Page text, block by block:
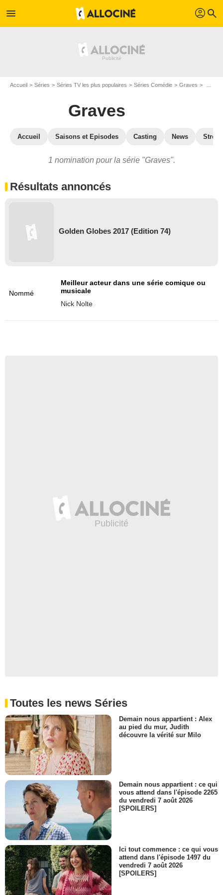
menu profil search
Accueil Séries Séries TV les plus populaires Séries Comédie Graves
Graves
Accueil Saisons et Episodes Casting News
1 nomination pour la série "Graves".
Résultats annoncés
Golden Globes 2017 (Edition 74)
Nommé
Meilleur acteur dans une série comique ou
musicale
Nick Nolte
Toutes les news Séries
Demain nous appartient : Alex
au pied du mur, Judith
découvre la vérité sur Milo
Demain nous appartient : ce qui
vous attend dans l'épisode 2265
du vendredi 7 août 2026
[SPOILERS]
Ici tout commence : ce qui vous
attend dans l'épisode 1497 du
vendredi 7 août 2026
[SPOILERS]